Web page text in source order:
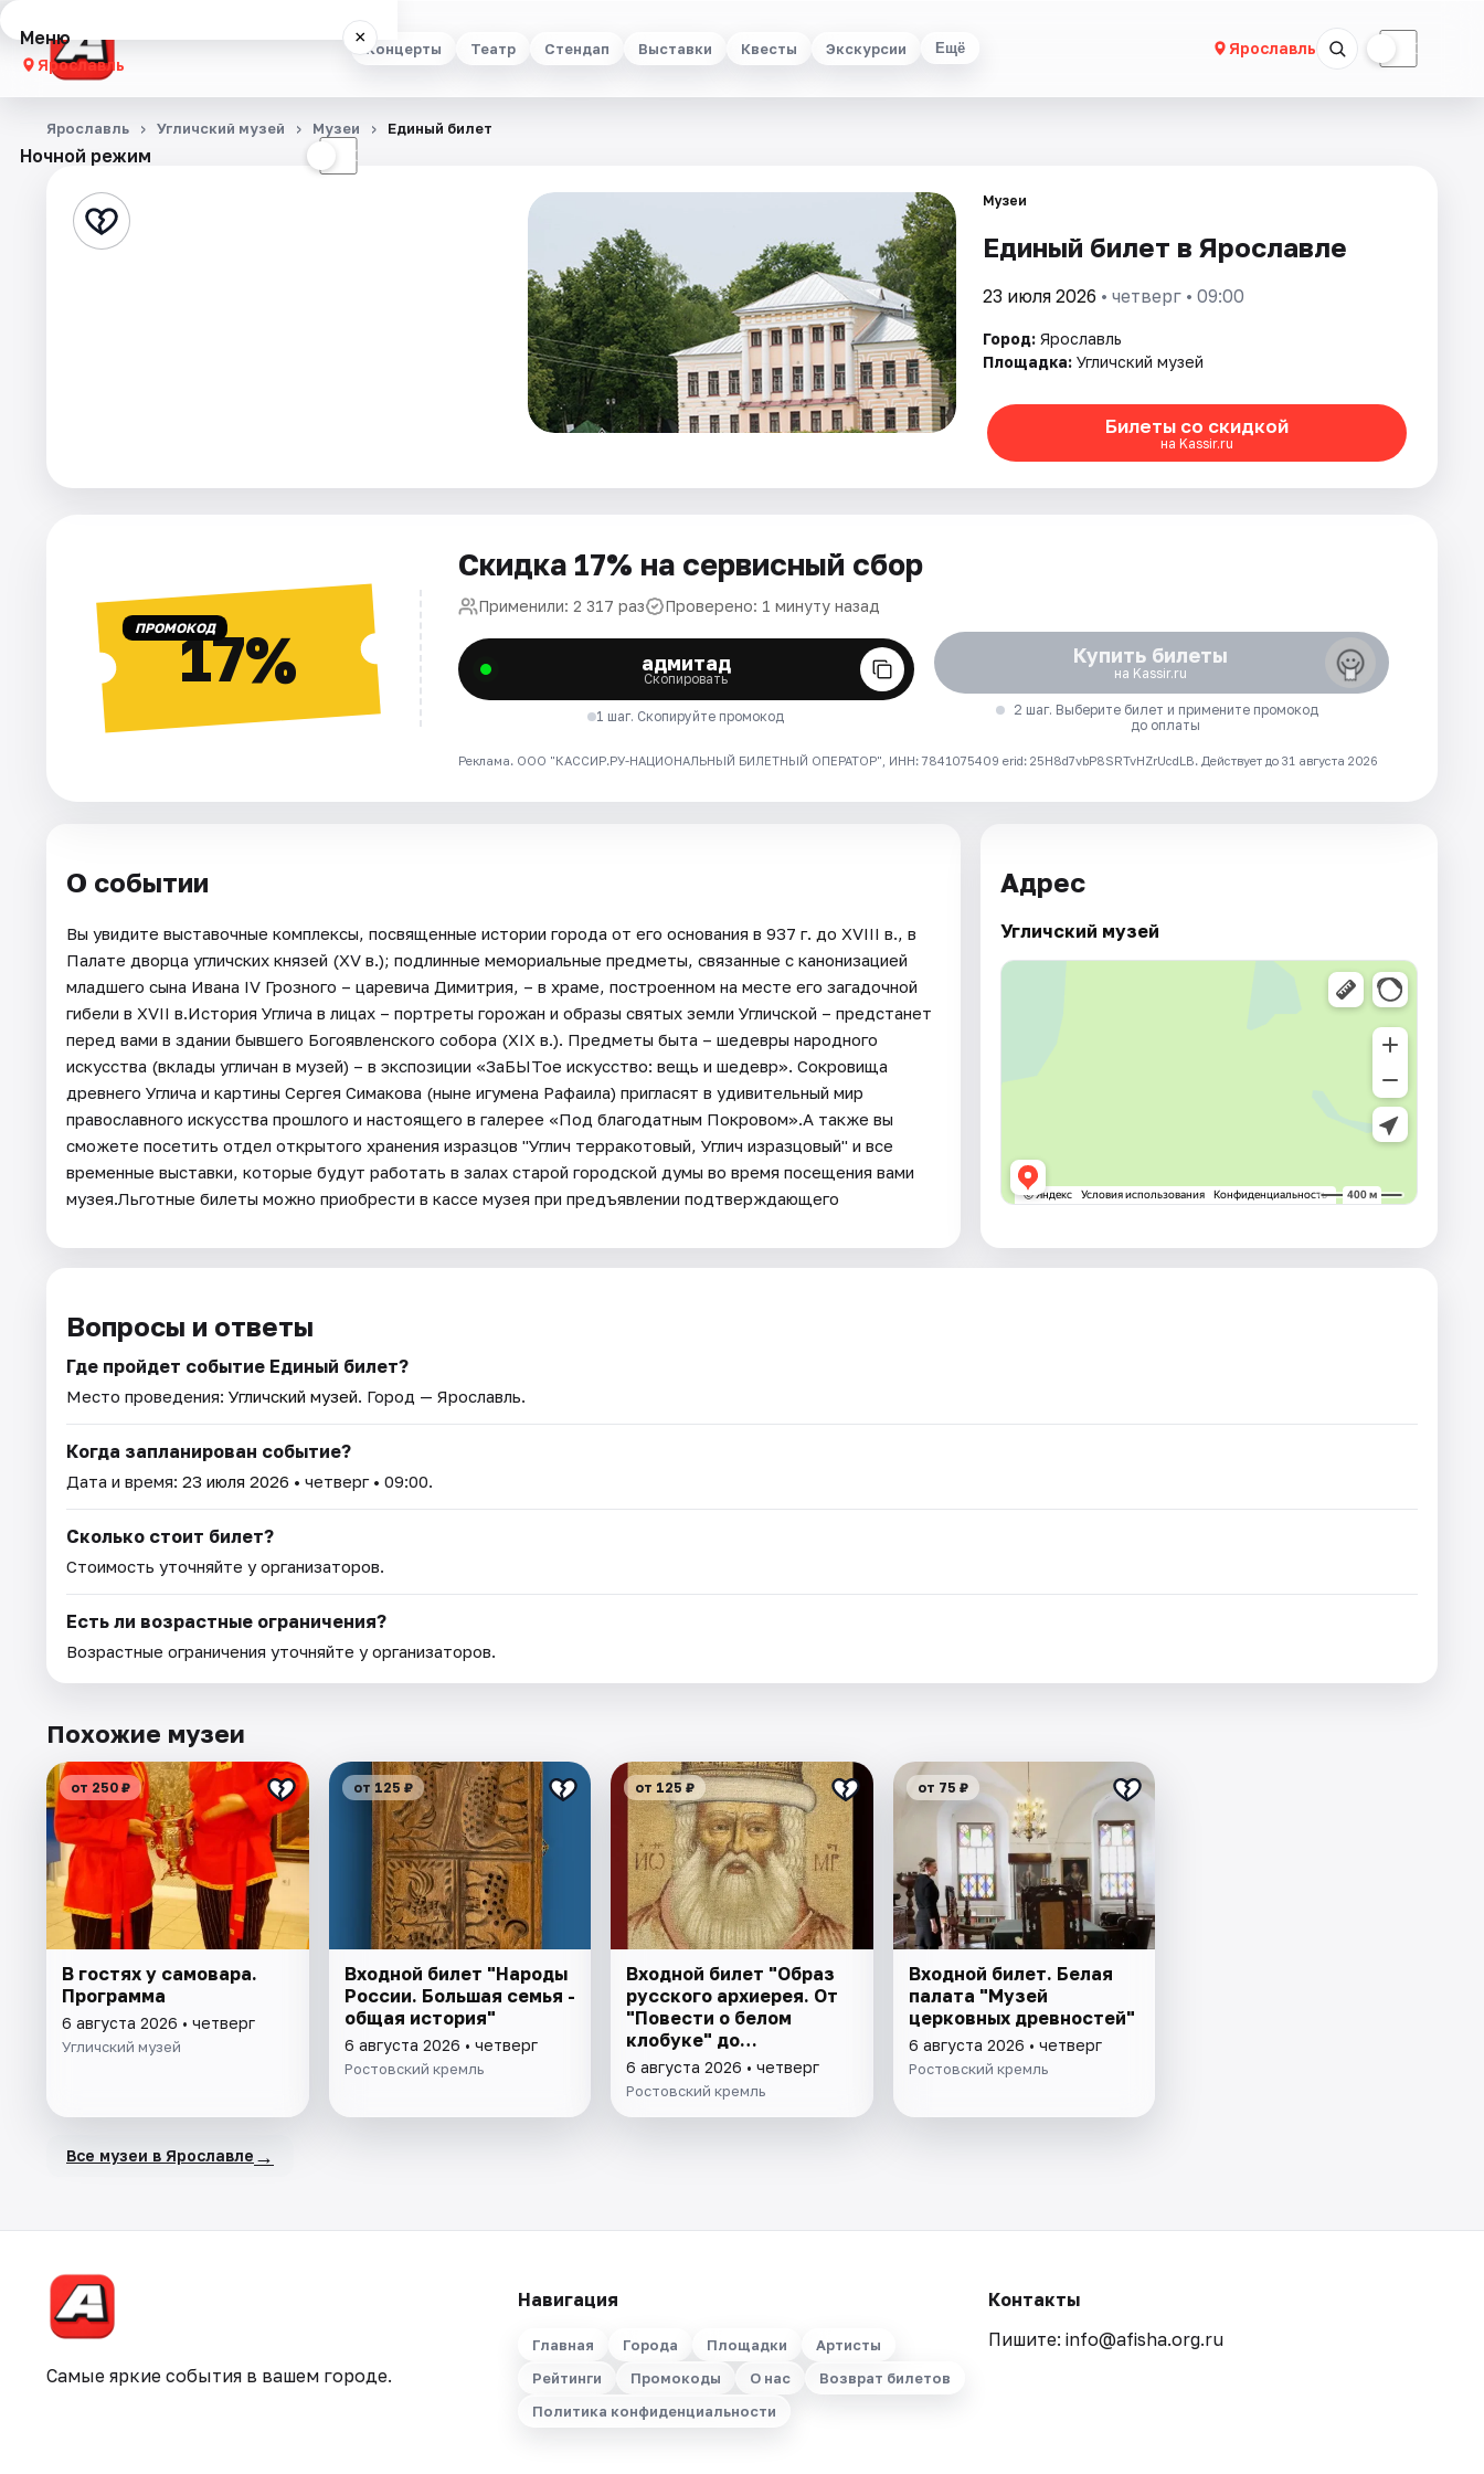
Концерты Театр Стендап Выставки Квесты Экскурсии Ещё Ярославль ☾
Меню ×
Ярославль
Концерты
Стендап
Артисты
Рейтинги
Ночной режим ☾
Ярославль Угличский музей Музеи Единый билет
Музеи
Единый билет в Ярославле
23 июля 2026 • четверг • 09:00
Город: Ярославль
Площадка: Угличский музей
Билеты со скидкой
на Kassir.ru
ПРОМОКОД17%
Скидка 17% на сервисный сбор
Применили: 2 317 раз Проверено: 1 минуту назад
адмитад
Скопировать
1 шаг. Скопируйте промокод
Купить билеты
на Kassir.ru
2 шаг. Выберите билет и примените промокод
до оплаты
Реклама. ООО "КАССИР.РУ-НАЦИОНАЛЬНЫЙ БИЛЕТНЫЙ ОПЕРАТОР", ИНН: 7841075409 erid: 25H8d7vbP8SRTvHZrUcdLB. Действует до 31 августа 2026
О событии
Вы увидите выставочные комплексы, посвященные истории города от его основания в 937 г. до XVIII в., в
Палате дворца угличских князей (XV в.); подлинные мемориальные предметы, связанные с канонизацией
младшего сына Ивана IV Грозного – царевича Димитрия, – в храме, построенном на месте его загадочной
гибели в XVII в.История Углича в лицах – портреты горожан и образы святых земли Угличской – предстанет
перед вами в здании бывшего Богоявленского собора (XIX в.). Предметы быта – шедевры народного
искусства (вклады угличан в музей) – в экспозиции «ЗаБЫТое искусство: вещь и шедевр». Сокровища
древнего Углича и картины Сергея Симакова (ныне игумена Рафаила) пригласят в удивительный мир
православного искусства прошлого и настоящего в галерее «Под благодатным Покровом».А также вы
сможете посетить отдел открытого хранения изразцов "Углич терракотовый, Углич изразцовый" и все
временные выставки, которые будут работать в залах старой городской думы во время посещения вами
музея.Льготные билеты можно приобрести в кассе музея при предъявлении подтверждающего
Адрес
Угличский музей
Вопросы и ответы
Где пройдет событие Единый билет?
Место проведения: Угличский музей. Город — Ярославль.
Когда запланирован событие?
Дата и время: 23 июля 2026 • четверг • 09:00.
Сколько стоит билет?
Стоимость уточняйте у организаторов.
Есть ли возрастные ограничения?
Возрастные ограничения уточняйте у организаторов.
Похожие музеи
от 250 ₽
В гостях у самовара.
Программа
6 августа 2026 • четверг
Угличский музей
от 125 ₽
Входной билет "Народы
России. Большая семья -
общая история"
6 августа 2026 • четверг
Ростовский кремль
от 125 ₽
Входной билет "Образ
русского архиерея. От
"Повести о белом
клобуке" до
восстановления
патриаршества"
6 августа 2026 • четверг
Ростовский кремль
от 75 ₽
Входной билет. Белая
палата "Музей
церковных древностей"
6 августа 2026 • четверг
Ростовский кремль
Все музеи в Ярославле →
Самые яркие события в вашем городе.
Навигация
Главная Города Площадки
Артисты
Рейтинги
Промокоды О нас
Возврат билетов
Политика конфиденциальности
Контакты
Пишите: info@afisha.org.ru